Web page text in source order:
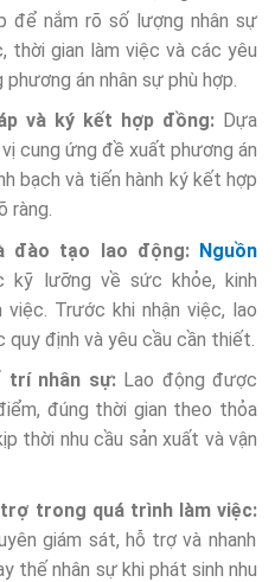
để nắm rõ số lượng nhân sự
thời gian làm việc và các yêu
án nhân sự phù hợp.
và ký kết hợp đồng: Dựa
cung ứng đề xuất phương án
bạch và tiến hành ký kết hợp
ràng.
đào tạo lao động: Nguồn
lưỡng về sức khỏe, kinh
Trước khi nhận việc, lao
định và yêu cầu cần thiết.
trí nhân sự:Lao động được
đúng thời gian theo thỏa
thời nhu cầu sản xuất và vận
trong quá trình làm việc:
giám sát, hỗ trợ và nhanh
thế nhân sự khi phát sinh nhu